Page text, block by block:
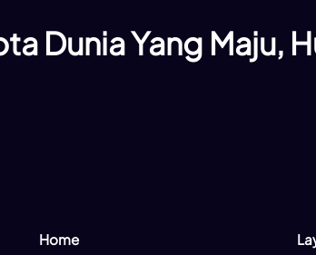
Dunia Yang Maju,
Home